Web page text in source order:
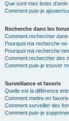
Que sont mes listes d’amis
Comment puis-je ajouter/
Recherche dans les
Comment rechercher
Pourquoi ma recherche
Pourquoi ma recherche
Comment rechercher des
Comment puis-je trouver
Surveillance et favoris
Quelle est la différence
Comment mettre en
Comment surveiller des
Comment puis-je